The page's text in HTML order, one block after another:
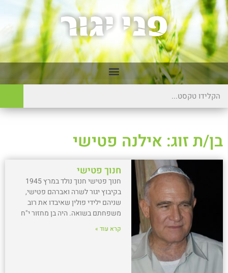
בן/ת זוג: אילנה פטישי
חנוך פטישי
חנוך פטישי חנוך נולד במרץ 1945
בקיבוץ יגור לשרה ואברהם פטישי,
שניהם ילידי פולין שאיבדו את רוב
משפחתם בשואה. היה בן מחזור י"ח
קרא עוד »